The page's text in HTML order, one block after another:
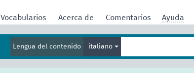
Vocabularios Acerca de Comentarios Ayuda
Lengua del contenido italiano
term